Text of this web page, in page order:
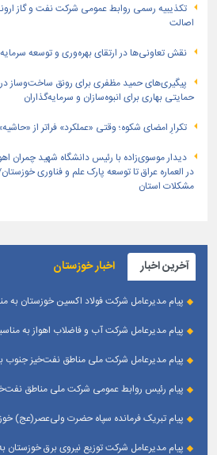
تكذیبیه رسمی روابط عمومی شركت نفت و گاز
اصالت
نقش تعاونی‌ها در ارتقای بهره‌وری و توسعه
پیگیری‌های حمید مظفری برای رونق ساخت‌وساز در
حمایتی بهاری برای انبوه‌سازان و سرمایه‌گذاران
تکرارِ امضای شکوه؛ وقتی «عملکرد» فراتر از
دیدار موسوی‌زاده با رئیس دانشگاه شهید چمران
در العماره عراق تا توسعه پارک علم و فناوری
مشکلات استان
آخرین اخبار اخبار خوزستان
پیام مدیرعامل شرکت فولاد اکسین خوزستان به
پیام مدیرعامل شرکت آب و فاضلاب اهواز به
پیام مدیرعامل شركت ملی مناطق نفت‌خیز جنوب
پیام رئیس روابط عمومی شركت ملی مناطق
پیام تبریک فرمانده سپاه حضرت ولی‌عصر(عج)
پیام مدیرعامل شرکت توزیع نیروی برق